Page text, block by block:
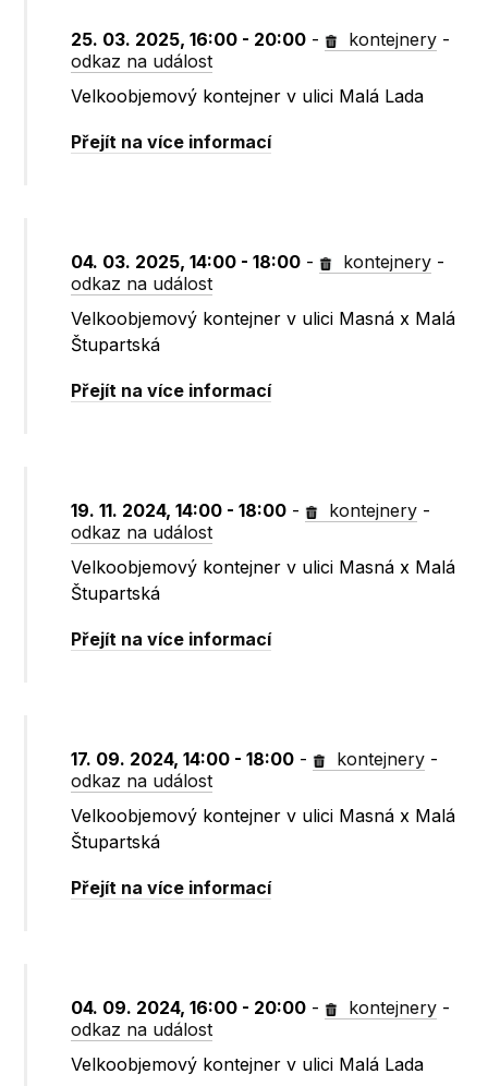
25. 03. 2025, 16:00 - 20:00 - kontejnery -
odkaz na událost
Velkoobjemový kontejner v ulici Malá Lada
Přejít na více informací
04. 03. 2025, 14:00 - 18:00 - kontejnery -
odkaz na událost
Velkoobjemový kontejner v ulici Masná x Malá
Štupartská
Přejít na více informací
19. 11. 2024, 14:00 - 18:00 - kontejnery -
odkaz na událost
Velkoobjemový kontejner v ulici Masná x Malá
Štupartská
Přejít na více informací
17. 09. 2024, 14:00 - 18:00 - kontejnery -
odkaz na událost
Velkoobjemový kontejner v ulici Masná x Malá
Štupartská
Přejít na více informací
04. 09. 2024, 16:00 - 20:00 - kontejnery -
odkaz na událost
Velkoobjemový kontejner v ulici Malá Lada